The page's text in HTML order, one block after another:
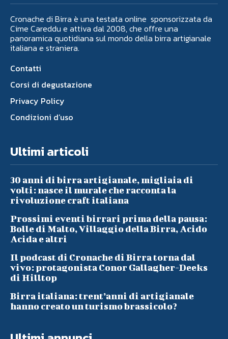
Cronache di Birra è una testata online sponsorizzata da
Cime Careddu e attiva dal 2008, che offre una
panoramica quotidiana sul mondo della birra artigianale
italiana e straniera.
Contatti
Corsi di degustazione
Privacy Policy
Condizioni d’uso
Ultimi articoli
30 anni di birra artigianale, migliaia di
volti: nasce il murale che racconta la
rivoluzione craft italiana
Prossimi eventi birrari prima della pausa:
Bolle di Malto, Villaggio della Birra, Acido
Acida e altri
Il podcast di Cronache di Birra torna dal
vivo: protagonista Conor Gallagher-Deeks
di Hilltop
Birra italiana: trent’anni di artigianale
hanno creato un turismo brassicolo?